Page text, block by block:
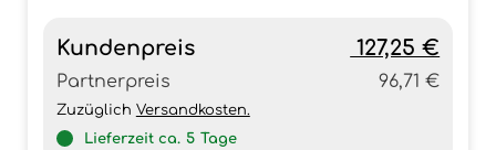
Kundenpreis 127,25 €
Partnerpreis 96,71 €
Zuzüglich Versandkosten.
Lieferzeit ca. 5 Tage